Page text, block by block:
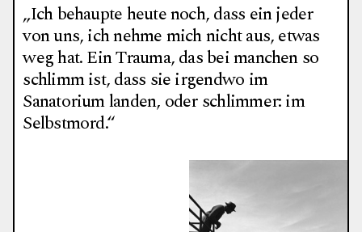
„Ich behaupte heute noch, dass ein jeder
von uns, ich nehme mich nicht aus, etwas
weg hat. Ein Trauma, das bei manchen so
schlimm ist, dass sie irgendwo im
Sanatorium landen, oder schlimmer: im
Selbstmord.“